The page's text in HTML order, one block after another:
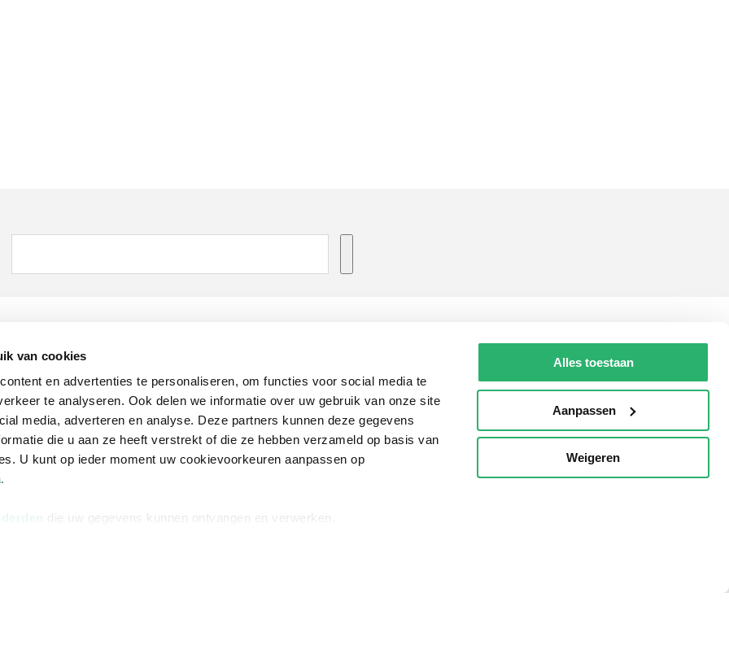
van cookies
en advertenties te personaliseren, om functies voor social media te
te analyseren. Ook delen we informatie over uw gebruik van onze site
media, adverteren en analyse. Deze partners kunnen deze gegevens
die u aan ze heeft verstrekt of die ze hebben verzameld op basis van
U kunt op ieder moment uw cookievoorkeuren aanpassen op
.
die uw gegevens kunnen ontvangen en verwerken.
Alles toestaan
Aanpassen
Weigeren
Werken bij Bruna
Ondernemer worden
De voordelen van Bruna
Instagram
Kinderboekenweek
Boekenweek